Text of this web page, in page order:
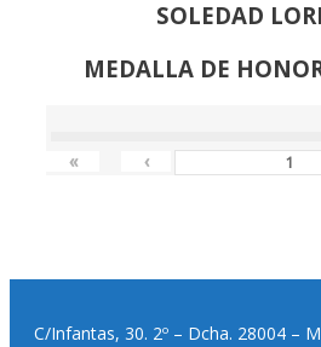
SOLEDAD
MEDALLA DE
« ‹
C/Infantas, 30. 2º – Dcha. 28004 –